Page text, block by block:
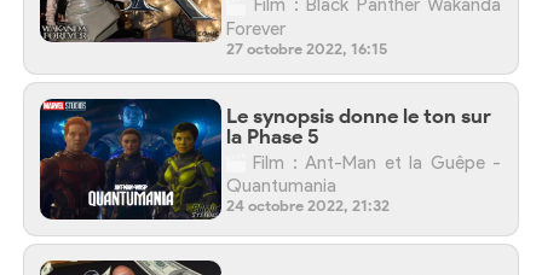
Film : Black Panther Wakanda
Forever
27 octobre 2022, 16:15
Le synopsis donne le ton sur
la Phase 5
Film : Ant-Man et la Guêpe -
Quantumania
24 octobre 2022, 21:32